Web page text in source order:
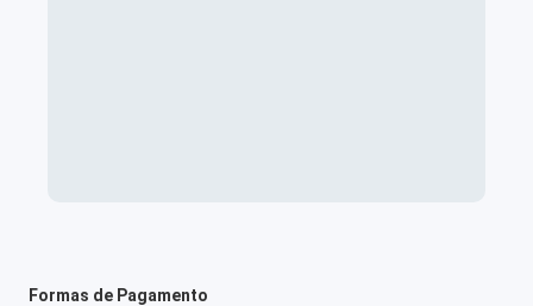
Formas de Pagamento